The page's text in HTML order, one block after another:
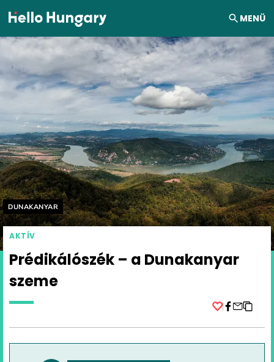
Ugrás a tartalomhoz MENÜ
Helyszín címkék:
DUNAKANYAR
AKTÍV
Prédikálószék – a Dunakanyar
szeme